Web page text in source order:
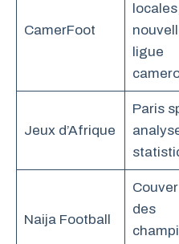
CamerFoot
ligue
Jeux d’Afrique
Paris
Naija Football
des